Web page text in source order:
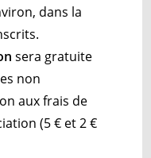
dans la
sera gratuite
non
aux frais de
(5 € et 2 €